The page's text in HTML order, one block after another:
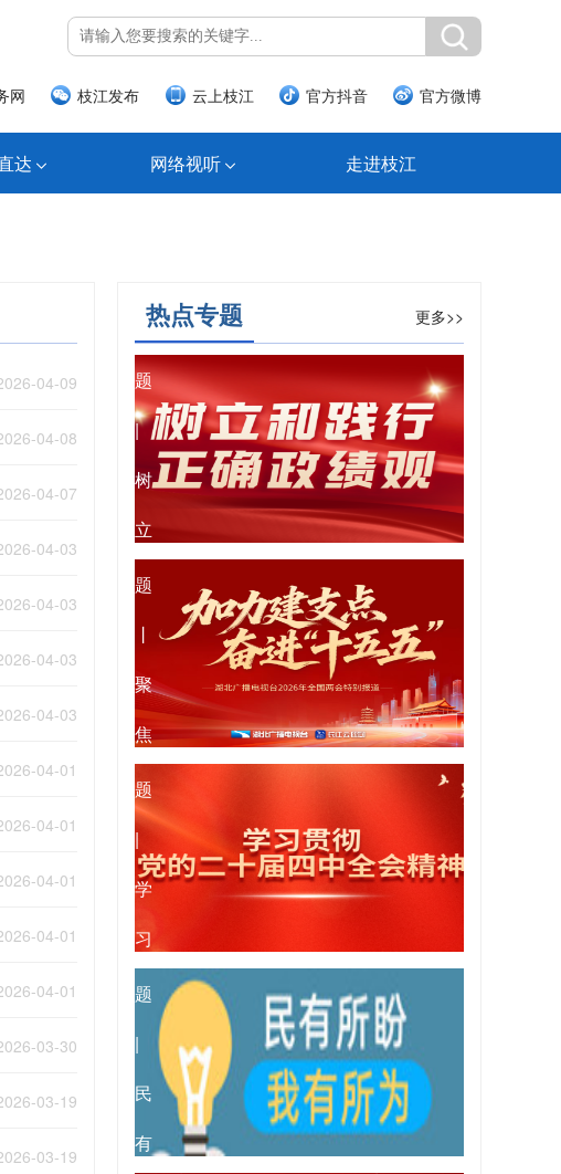
网 枝江发布 云上枝江 官方抖音 官方微博
达 网络视听 走进枝江
04-09
04-08
04-07
04-03
04-03
04-03
04-03
04-01
04-01
04-01
04-01
04-01
03-30
03-19
03-19
更多>>
热点专题
专
题
|
树
立
和
践
行
正
确
政
绩
观
专
题
丨
聚
焦
2026
年
全
国
两
会
专
题
|
学
习
贯
彻
党
的
专
题
|
民
有
专